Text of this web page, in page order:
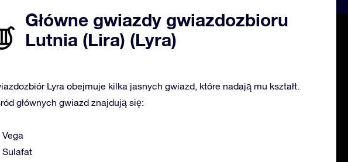
Główne gwiazdy gwiazdozbioru
Lutnia (Lira) (Lyra)
Lyra obejmuje kilka jasnych gwiazd, które nadają mu kształt.
głównych gwiazd znajdują się:
Vega
Sulafat